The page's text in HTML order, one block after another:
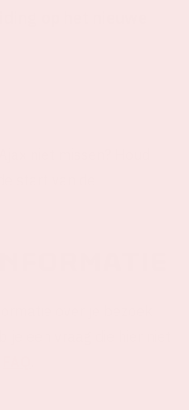
op het nieuwe
niet missen? Houd
start van de
over je bezoek
een vraag die hier niet